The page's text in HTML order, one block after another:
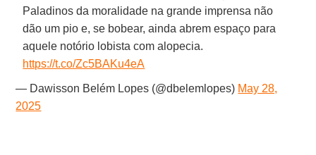
Paladinos da moralidade na grande imprensa não
dão um pio e, se bobear, ainda abrem espaço para
aquele notório lobista com alopecia.
https://t.co/Zc5BAKu4eA
— Dawisson Belém Lopes (@dbelemlopes) May 28,
2025